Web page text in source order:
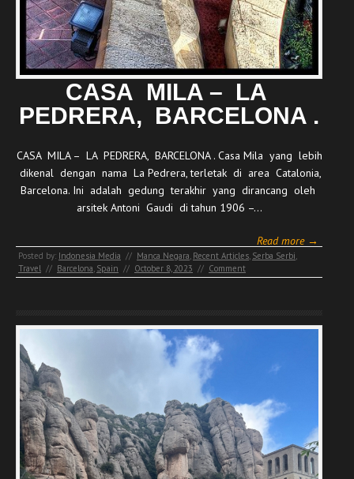
CASA MILA – LA
PEDRERA, BARCELONA .
CASA MILA – LA PEDRERA, BARCELONA . Casa Mila yang lebih
dikenal dengan nama La Pedrera, terletak di area Catalonia,
Barcelona. Ini adalah gedung terakhir yang dirancang oleh
arsitek Antoni Gaudi di tahun 1906 –…
Read more →
Posted by: Indonesia Media // Manca Negara Recent Articles Serba Serbi
Travel // Barcelona Spain // October 8, 2023 // Comment